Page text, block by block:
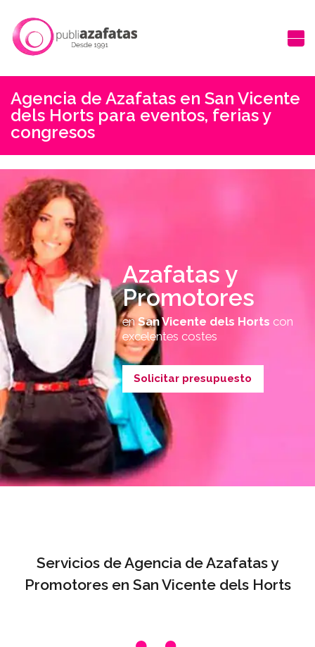
Agencia de Azafatas en San Vicente
dels Horts para eventos, ferias y
congresos
Azafatas y
Promotores
enSan Vicente dels Horts con
excelentes costes
Solicitar presupuesto
Servicios de Agencia de Azafatas y
Promotores en San Vicente dels Horts